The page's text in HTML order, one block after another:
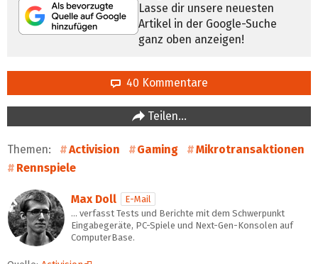
Lasse dir unsere neuesten
Artikel in der Google-Suche
ganz oben anzeigen!
40 Kommentare
Teilen…
Themen: Activision Gaming
Mikrotransaktionen
Rennspiele
Max Doll
E-Mail
… verfasst Tests und Berichte mit dem Schwerpunkt
Eingabegeräte, PC-Spiele und Next-Gen-Konsolen auf
ComputerBase.